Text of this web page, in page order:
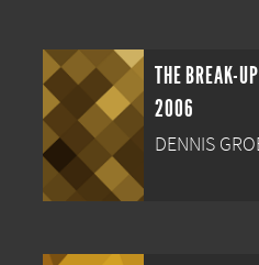
THE BREAK-UP
2006
DENNIS